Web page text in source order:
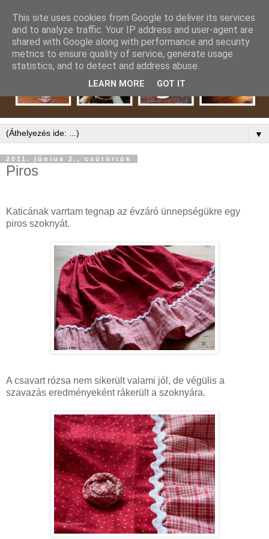
▼
2011. június 2., csütörtök
Piros
Katicának varrtam tegnap az évzáró ünnepségükre egy
piros szoknyát.
A csavart rózsa nem sikerült valami jól, de végülis a
szavazás eredményeként rákerült a szoknyára.
This site uses cookies from Google to deliver its services
and to analyze traffic. Your IP address and user-agent are
shared with Google along with performance and security
metrics to ensure quality of service, generate usage
statistics, and to detect and address abuse.
LEARN MORE GOT IT